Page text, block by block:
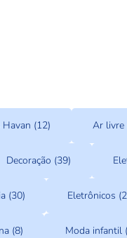
(12) Ar livre
Decoração (39)
(30) Eletrônicos
(8) Moda infantil